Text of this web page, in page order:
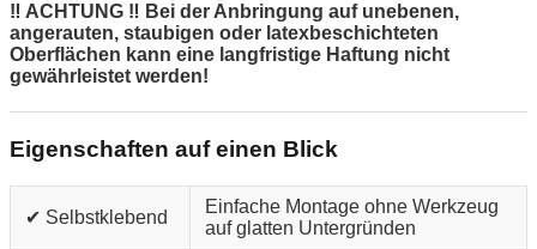
‼ ACHTUNG ‼ Bei der Anbringung auf unebenen,
angerauten, staubigen oder latexbeschichteten
Oberflächen kann eine langfristige Haftung nicht
gewährleistet werden!
Eigenschaften auf einen Blick
✔ Selbstklebend
Einfache Montage ohne Werkzeug
auf glatten Untergründen